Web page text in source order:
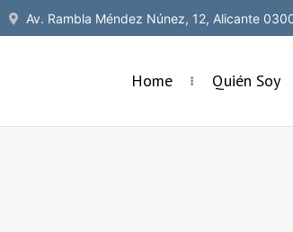
Av. Rambla Méndez Núnez, 12, Alicante
Home Quién Soy